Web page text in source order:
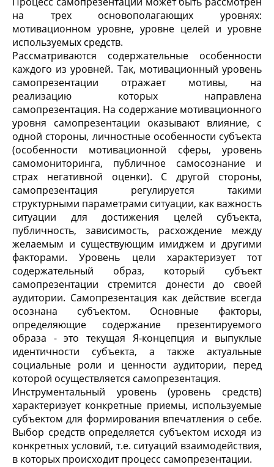
на трех основополагающих уровнях:
мотивационном уровне, уровне целей и уровне
используемых средств.
Рассматриваются содержательные особенности
каждого из уровней. Так, мотивационный уровень
самопрезентации
отражает мотивы, на
реализацию которых направлена
самопрезентация. На содержание мотивационного
уровня самопрезентации оказывают влияние, с
одной стороны, личностные особенности субъекта
(особенности мотивационной сферы, уровень
самомониторинга, публичное самосознание и
страх негативной оценки). С другой стороны,
самопрезентация регулируется такими
структурными параметрами ситуации, как важность
ситуации для достижения целей субъекта,
публичность, зависимость, расхождение между
желаемым и существующим имиджем и другими
факторами. Уровень цели
характеризует тот
содержательный образ, который субъект
самопрезентации стремится донести до своей
аудитории. Самопрезентация как действие всегда
осознана субъектом. Основные факторы,
определяющие содержание презентируемого
образа - это текущая Я-концепция и выпуклые
идентичности субъекта, а также актуальные
социальные роли и ценности аудитории, перед
которой осуществляется самопрезентация.
Инструментальный уровень (уровень средств)
характеризует конкретные приемы, используемые
субъектом для формирования впечатления о себе.
Выбор средств определяется субъектом исходя из
конкретных условий, т.е. ситуаций взаимодействия,
в которых происходит процесс самопрезентации.